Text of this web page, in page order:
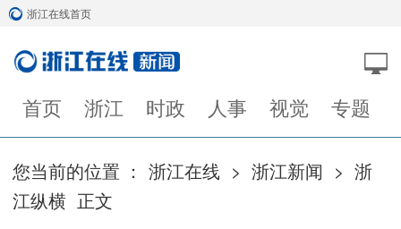
浙江在线首页
首页 浙江 时政 人事 视觉 专题
您当前的位置 ： 浙江在线 > 浙江新闻 > 浙
江纵横 正文